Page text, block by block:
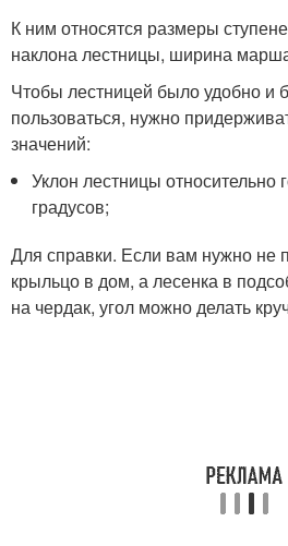
К ним относятся размеры
наклона лестницы, ширина
Чтобы лестницей было удобно и
пользоваться, нужно
значений:
Уклон лестницы относительно
градусов;
Для справки. Если вам нужно не
крыльцо в дом, а лесенка в
на чердак, угол можно делать